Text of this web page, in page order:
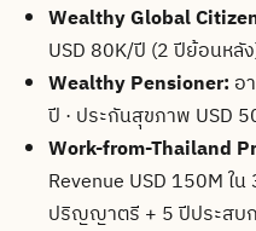
Wealthy Global
USD 80K/ปี (2 ปีย้อนหลั
Wealthy Pensioner: อ
ปี · ประกันสุขภาพ USD
Work-from-Thailand
Revenue USD 150M ใ
ปริญญาตรี + 5 ปีประสบ